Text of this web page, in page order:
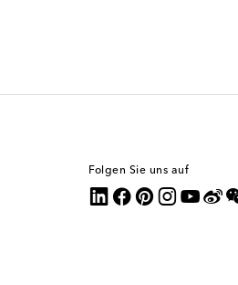
Folgen Sie uns auf